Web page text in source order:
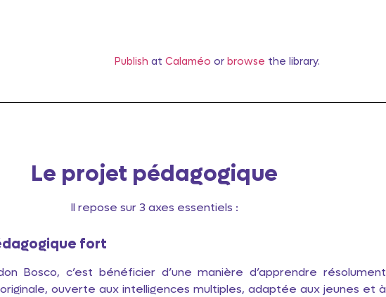
Publish at Calaméo or browse the library.
Le projet pédagogique
Il repose sur 3 axes essentiels :
fort
Bosco, c’est bénéficier d’une manière d’apprendre résolument
ouverte aux intelligences multiples, adaptée aux jeunes et à